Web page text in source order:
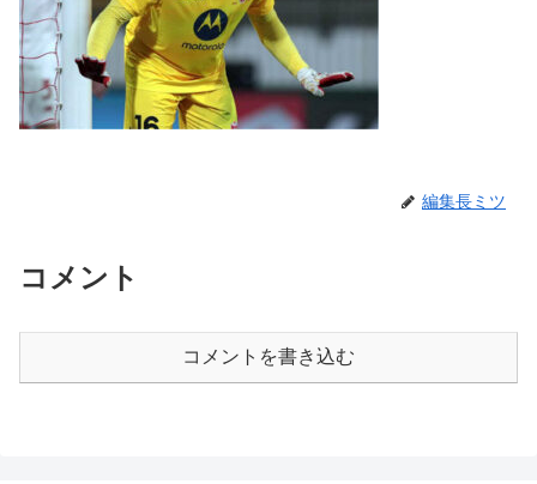
編集長ミツ
コメント
コメントを書き込む